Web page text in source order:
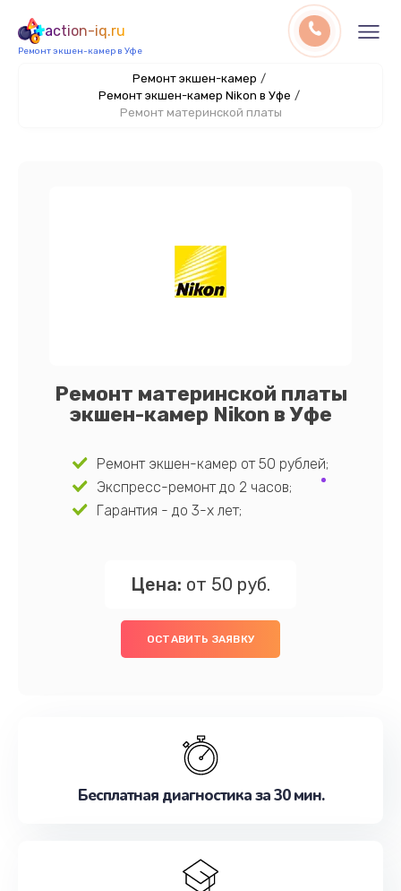
action-iq.ru
Ремонт экшен-камер в Уфе
Ремонт экшен-камер /
Ремонт экшен-камер Nikon в Уфе /
Ремонт материнской платы
Ремонт материнской платы
экшен-камер Nikon в Уфе
Ремонт экшен-камер от 50 рублей;
Экспресс-ремонт до 2 часов;
Гарантия - до 3-х лет;
Цена: от 50 руб.
ОСТАВИТЬ ЗАЯВКУ
Бесплатная диагностика за 30 мин.